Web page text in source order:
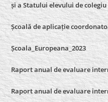
și a Statului elevului de
Școală de aplicație
Școala_Europeana_2023
Raport anual de evaluare
Raport anual de evaluare